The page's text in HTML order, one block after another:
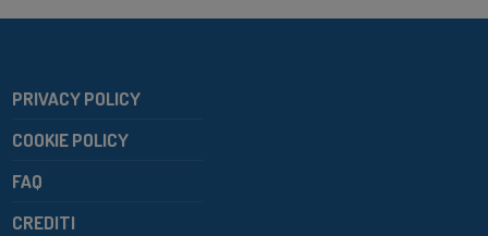
PRIVACY POLICY
COOKIE POLICY
FAQ
CREDITI